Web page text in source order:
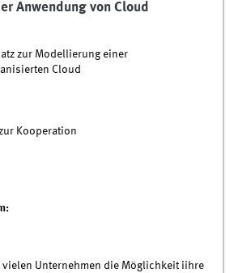
Anwendung von Cloud
zur Modellierung einer
Cloud
Kooperation
vielen Unternehmen die Möglichkeit iihre